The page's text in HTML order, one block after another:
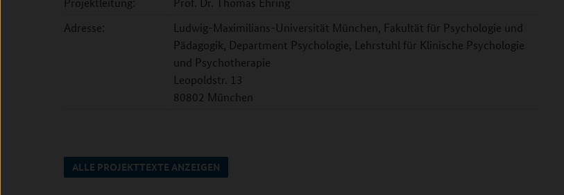
Adresse:
Ludwig-Maximilians-Universität München, Fakultät für Psychologie und
Pädagogik, Department Psychologie, Lehrstuhl für Klinische Psychologie
und Psychotherapie
Leopoldstr. 13
80802 München
ALLE PROJEKTTEXTE ANZEIGEN